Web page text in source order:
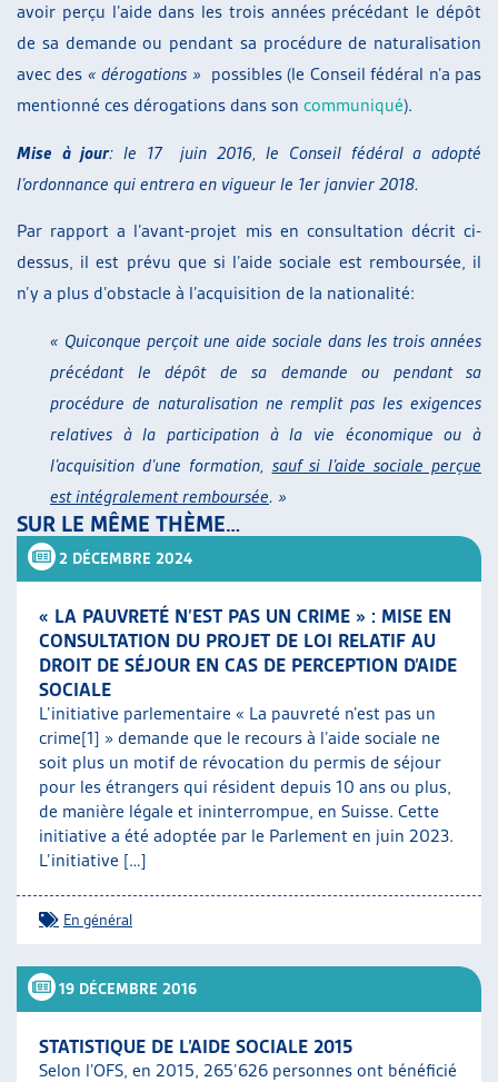
avoir perçu l’aide dans les trois années précédant le dépôt
de sa demande ou pendant sa procédure de naturalisation
avec des « dérogations » possibles (le Conseil fédéral n’a pas
mentionné ces dérogations dans son communiqué).
Mise à jour: le 17 juin 2016, le Conseil fédéral a adopté
l’ordonnance qui entrera en vigueur le 1er janvier 2018.
Par rapport a l’avant-projet mis en consultation décrit ci-
dessus, il est prévu que si l’aide sociale est remboursée, il
n’y a plus d’obstacle à l’acquisition de la nationalité:
« Quiconque perçoit une aide sociale dans les trois années
précédant le dépôt de sa demande ou pendant sa
procédure de naturalisation ne remplit pas les exigences
relatives à la participation à la vie économique ou à
l’acquisition d’une formation, sauf si l’aide sociale perçue
est intégralement remboursée. »
SUR LE MÊME THÈME…
2 DÉCEMBRE 2024
« LA PAUVRETÉ N’EST PAS UN CRIME » : MISE EN
CONSULTATION DU PROJET DE LOI RELATIF AU
DROIT DE SÉJOUR EN CAS DE PERCEPTION D’AIDE
SOCIALE
L’initiative parlementaire « La pauvreté n’est pas un
crime[1] » demande que le recours à l’aide sociale ne
soit plus un motif de révocation du permis de séjour
pour les étrangers qui résident depuis 10 ans ou plus,
de manière légale et ininterrompue, en Suisse. Cette
initiative a été adoptée par le Parlement en juin 2023.
L’initiative […]
En général
19 DÉCEMBRE 2016
STATISTIQUE DE L’AIDE SOCIALE 2015
Selon l’OFS, en 2015, 265’626 personnes ont bénéficié